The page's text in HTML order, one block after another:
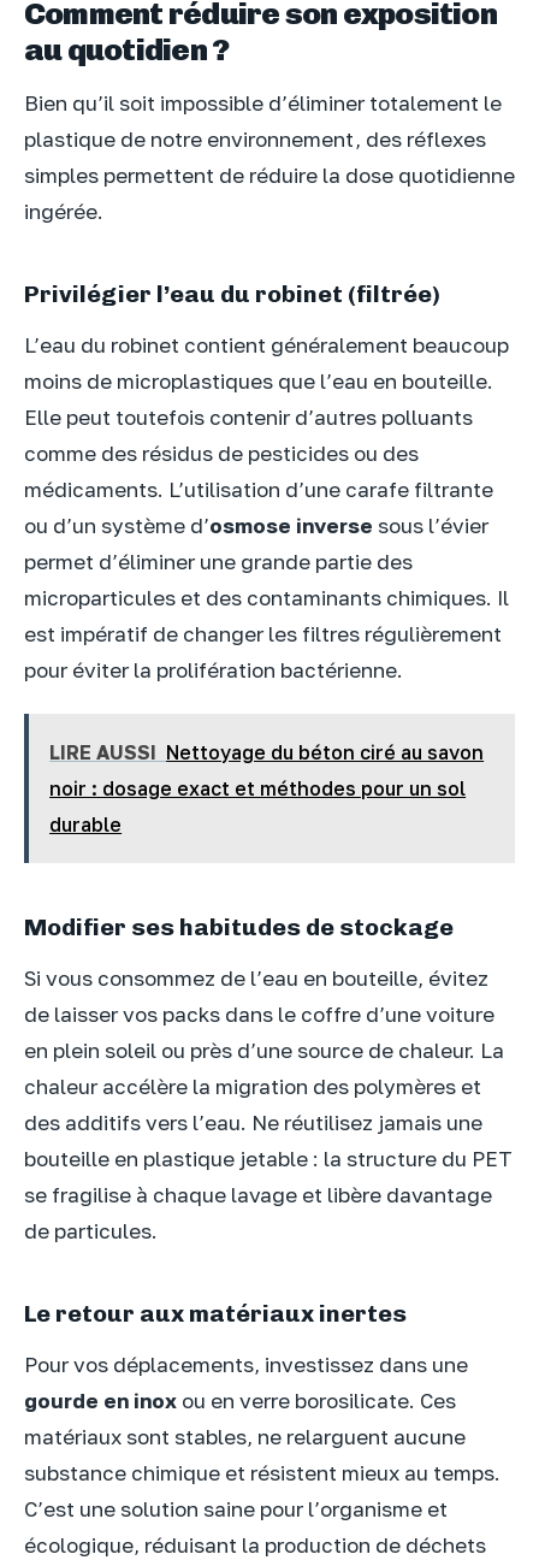
Comment réduire son exposition
au quotidien ?
Bien qu’il soit impossible d’éliminer totalement le
plastique de notre environnement, des réflexes
simples permettent de réduire la dose quotidienne
ingérée.
Privilégier l’eau du robinet (filtrée)
L’eau du robinet contient généralement beaucoup
moins de microplastiques que l’eau en bouteille.
Elle peut toutefois contenir d’autres polluants
comme des résidus de pesticides ou des
médicaments. L’utilisation d’une carafe filtrante
ou d’un système d’osmose inverse sous l’évier
permet d’éliminer une grande partie des
microparticules et des contaminants chimiques. Il
est impératif de changer les filtres régulièrement
pour éviter la prolifération bactérienne.
LIRE AUSSI Nettoyage du béton ciré au savon
noir : dosage exact et méthodes pour un sol
durable
Modifier ses habitudes de stockage
Si vous consommez de l’eau en bouteille, évitez
de laisser vos packs dans le coffre d’une voiture
en plein soleil ou près d’une source de chaleur. La
chaleur accélère la migration des polymères et
des additifs vers l’eau. Ne réutilisez jamais une
bouteille en plastique jetable : la structure du PET
se fragilise à chaque lavage et libère davantage
de particules.
Le retour aux matériaux inertes
Pour vos déplacements, investissez dans une
gourde en inox ou en verre borosilicate. Ces
matériaux sont stables, ne relarguent aucune
substance chimique et résistent mieux au temps.
C’est une solution saine pour l’organisme et
écologique, réduisant la production de déchets